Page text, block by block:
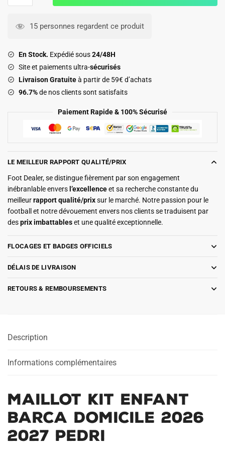
Domicile
2026
2027
Pedri
15 personnes regardent ce produit
En Stock. Expédié sous24/48H
Site et paiements ultra-sécurisés
Livraison Gratuiteà partir de 59€ d’achats
96.7%de nos clients sont satisfaits
Paiement Rapide & 100% Sécurisé
LE MEILLEUR RAPPORT QUALITÉ/PRIX
Foot Dealer, se distingue fièrement par son engagement
inébranlable envers l’excellenceet sa recherche constante du
meilleurrapport qualité/prixsur le marché. Notre passion pour le
football et notre dévouement envers nos clients se traduisent par
desprix imbattableset une qualité exceptionnelle.
FLOCAGES ET BADGES OFFICIELS
DÉLAIS DE LIVRAISON
RETOURS & REMBOURSEMENTS
Description
Informations complémentaires
Maillot Kit Enfant
Barca Domicile 2026
2027 Pedri